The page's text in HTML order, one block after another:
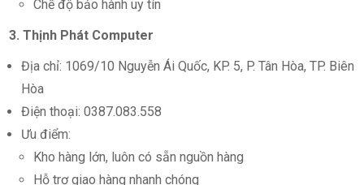
Chế độ bảo hành uy tín
3. Thịnh Phát Computer
Địa chỉ: 1069/10 Nguyễn Ái Quốc, KP. 5, P. Tân Hòa, TP. Biên
Hòa
Điện thoại: 0387.083.558
Ưu điểm:
Kho hàng lớn, luôn có sẵn nguồn hàng
Hỗ trợ giao hàng nhanh chóng